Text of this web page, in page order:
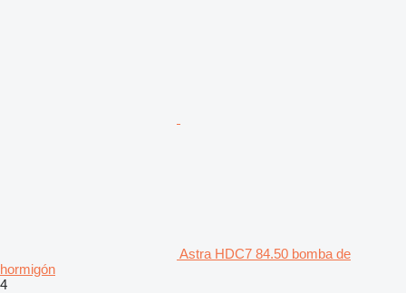
Astra HDC7 84.50 bomba de
hormigón
4